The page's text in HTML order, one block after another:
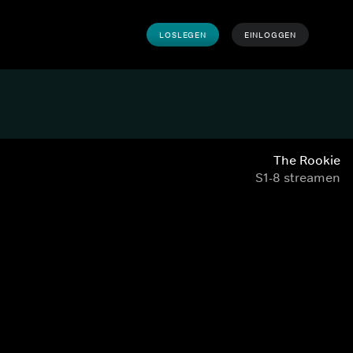
LOSLEGEN EINLOGGEN
The Rookie
S1-8 streamen